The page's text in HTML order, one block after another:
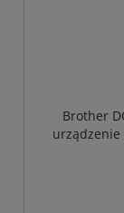
Brother
urządzenie